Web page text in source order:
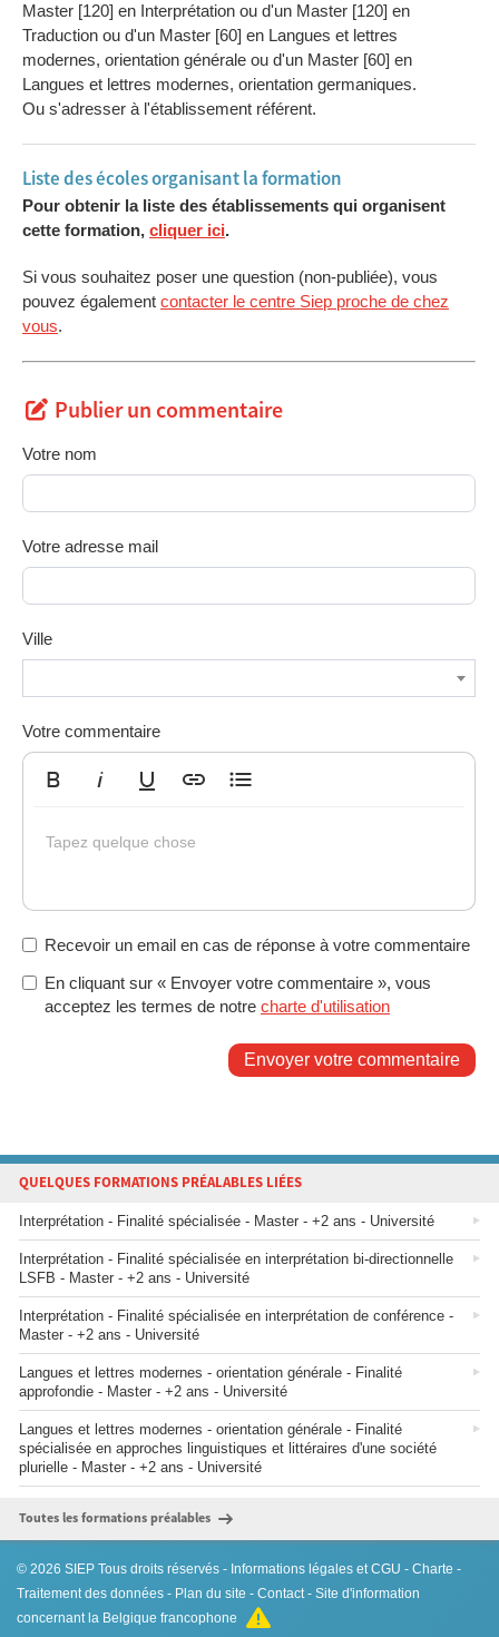
Master [120] en Interprétation ou d'un Master [120] en
Traduction ou d'un Master [60] en Langues et lettres
modernes, orientation générale ou d'un Master [60] en
Langues et lettres modernes, orientation germaniques.
Ou s'adresser à l'établissement référent.
Liste des écoles organisant la formation
Pour obtenir la liste des établissements qui organisent
cette formation, cliquer ici.
Si vous souhaitez poser une question (non-publiée), vous
pouvez également contacter le centre Siep proche de chez
vous.
Publier un commentaire
Votre nom
Votre adresse mail
Ville
Votre commentaire
Tapez quelque chose
Recevoir un email en cas de réponse à votre commentaire
En cliquant sur « Envoyer votre commentaire », vous
acceptez les termes de notre charte d'utilisation
Envoyer votre commentaire
QUELQUES FORMATIONS PRÉALABLES LIÉES
Interprétation - Finalité spécialisée - Master - +2 ans - Université
Interprétation - Finalité spécialisée en interprétation bi-directionnelle
LSFB - Master - +2 ans - Université
Interprétation - Finalité spécialisée en interprétation de conférence -
Master - +2 ans - Université
Langues et lettres modernes - orientation générale - Finalité
approfondie - Master - +2 ans - Université
Langues et lettres modernes - orientation générale - Finalité
spécialisée en approches linguistiques et littéraires d'une société
plurielle - Master - +2 ans - Université
Toutes les formations préalables
© 2026 SIEP Tous droits réservés - Informations légales et CGU - Charte -
Traitement des données - Plan du site - Contact- Site d'information
concernant la Belgique francophone